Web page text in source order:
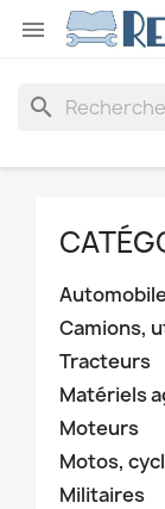

search
Camions,
Tracteurs
Matériels
Moteurs
Motos,
Militaires